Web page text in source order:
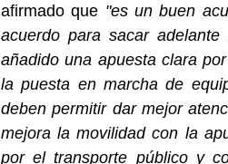
afirmado que "es un buen
acuerdo para sacar
añadido una apuesta clara
la puesta en marcha de
deben permitir dar mejor
mejora la movilidad con la
por el transporte público y